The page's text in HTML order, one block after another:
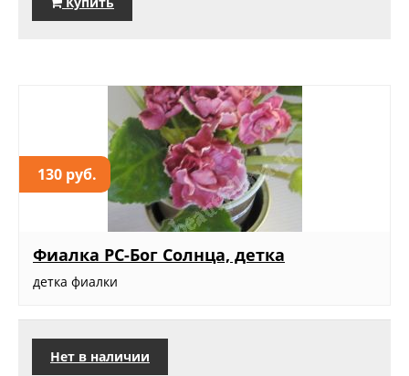
130 руб.
Фиалка РС-Бог Солнца, детка
детка фиалки
Нет в наличии